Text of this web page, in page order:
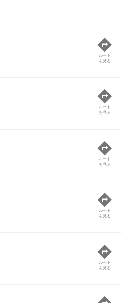
ルート
を見る
ルート
を見る
ルート
を見る
ルート
を見る
ルート
を見る